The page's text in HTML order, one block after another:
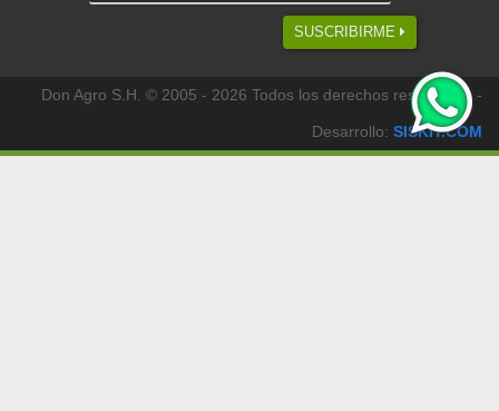
SUSCRIBIRME
Don Agro S.H. © 2005 - 2026 Todos los derechos reservados -
Desarrollo: SISKIT.COM